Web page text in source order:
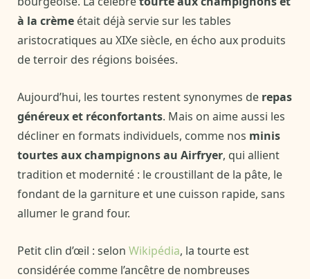
à la crème était déjà servie sur les tables
aristocratiques au XIXe siècle, en écho aux produits
de terroir des régions boisées.
Aujourd’hui, les tourtes restent synonymes de repas
généreux et réconfortants. Mais on aime aussi les
décliner en formats individuels, comme nos minis
tourtes aux champignons au Airfryer, qui allient
tradition et modernité : le croustillant de la pâte, le
fondant de la garniture et une cuisson rapide, sans
allumer le grand four.
Petit clin d’œil : selon Wikipédia, la tourte est
considérée comme l’ancêtre de nombreuses